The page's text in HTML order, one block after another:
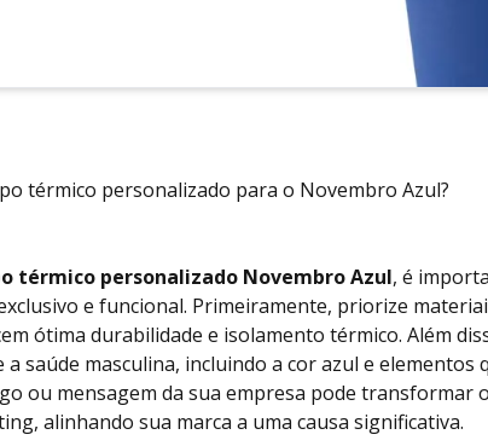
térmico personalizado para o Novembro Azul?
térmico personalizado Novembro Azul, é
e funcional. Primeiramente, priorize
ótima durabilidade e isolamento térmico. Além
saúde masculina, incluindo a cor azul e elementos
ou mensagem da sua empresa pode transformar
alinhando sua marca a uma causa significativa.